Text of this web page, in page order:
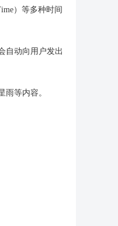
）等多种时间
自动向用户发出
等内容。